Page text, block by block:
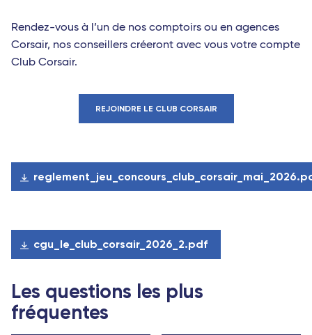
Rendez-vous à l’un de nos comptoirs ou en agences
Corsair, nos conseillers créeront avec vous votre compte
Club Corsair.
REJOINDRE LE CLUB CORSAIR
cgu_le_club_corsair_2026_2.pdf
Les questions les plus
fréquentes